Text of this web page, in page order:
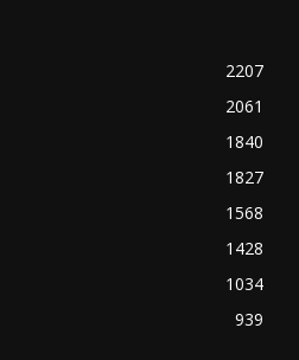
2207
2061
1840
1827
1568
1428
1034
939